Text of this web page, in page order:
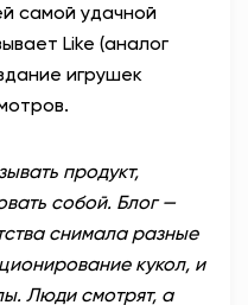
самой удачной
Like (аналог
игрушек
продукт,
собой. Блог —
снимала разные
кукол, и
Люди смотрят, а